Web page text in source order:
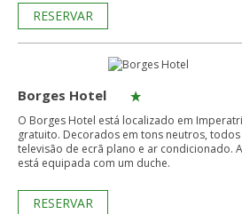
RESERVAR
Borges Hotel
O Borges Hotel está localizado em
gratuito. Decorados em tons neutros, todos os quartos têm uma
televisão de ecrã plano e ar condicionado.
está equipada com um duche.
RESERVAR